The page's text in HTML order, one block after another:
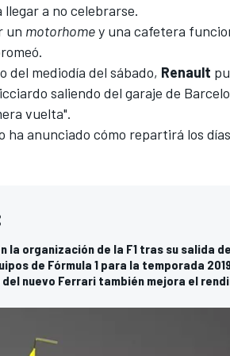
llegar a no celebrarse.
un motorhomey una cafetera
del mediodía del sábado, Renault
saliendo del garaje de
vuelta".
ha anunciado cómo repartirá los
la organización de la F1 tras su salida
de Fórmula 1 para la temporada
nuevo Ferrari también mejora el